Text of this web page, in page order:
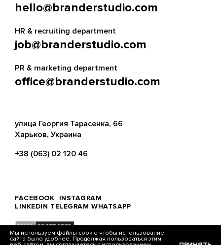
Мы используем файлы cookie чтобы использование
сайта было удобнее. Продолжая пользоваться этим
hello@branderstudio.com
HR & recruiting department
job@branderstudio.com
PR & marketing department
office@branderstudio.com
улица Георгия Тарасенка, 66
Харьков, Украина
+38 (063) 02 120 46
FACEBOOK
INSTAGRAM
LINKEDIN TELEGRAM WHATSAPP